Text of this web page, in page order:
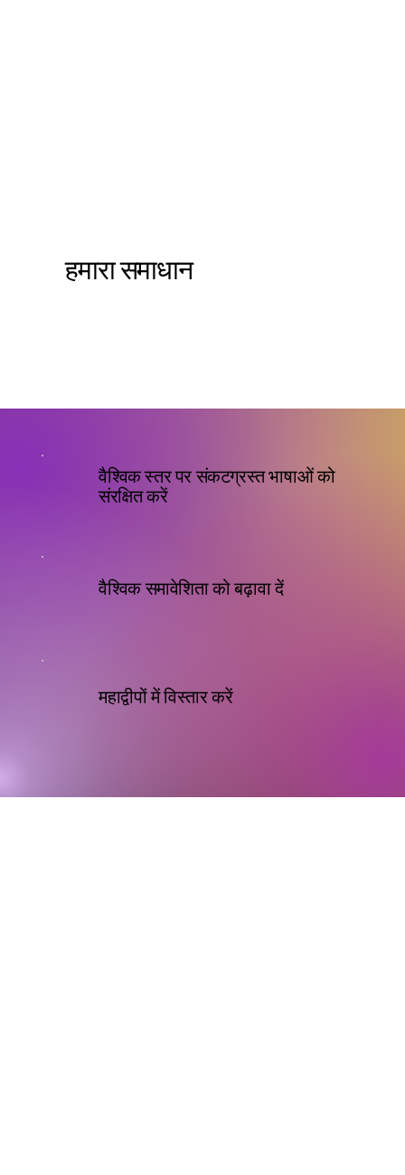
हमारा समाधान
वैश्विक स्तर पर संकटग्रस्त भाषाओं को
संरक्षित करें
वैश्विक समावेशिता को बढ़ावा दें
महाद्वीपों में विस्तार करें